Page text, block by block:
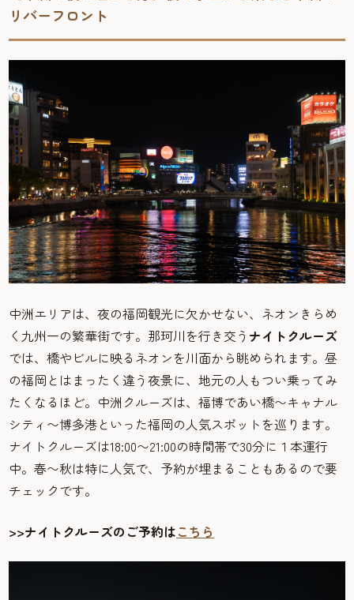
リバーフロント
中洲エリアは、夜の福岡観光に欠かせない、ネオンきらめ
く九州一の繁華街です。那珂川を行き交う ナイトクルーズ
では、橋やビルに映るネオンを川面から眺められます。昼
の福岡とはまったく違う夜景に、地元の人もつい乗ってみ
たくなるほど。中洲クルーズは、福博であい橋〜キャナル
シティ〜博多港といった福岡の人気スポットを巡ります。
ナイトクルーズは18:00〜21:00の時間帯で30分に１本運行
中。春〜秋は特に人気で、予約が埋まることもあるので要
チェックです。
>>ナイトクルーズのご予約はこちら